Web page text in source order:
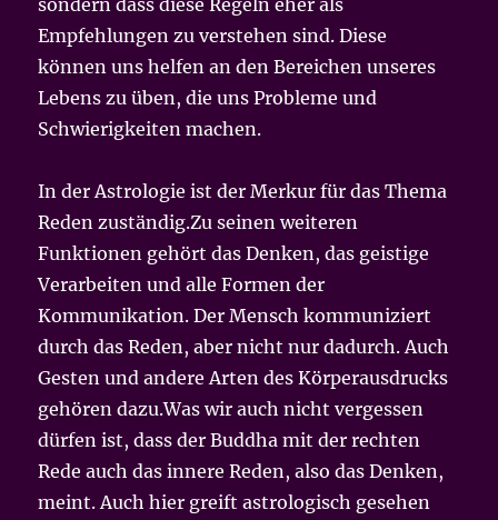
Empfehlungen zu verstehen sind. Diese
können uns helfen an den Bereichen unseres
Lebens zu üben, die uns Probleme und
Schwierigkeiten machen.
In der Astrologie ist der Merkur für das Thema
Reden zuständig.Zu seinen weiteren
Funktionen gehört das Denken, das geistige
Verarbeiten und alle Formen der
Kommunikation. Der Mensch kommuniziert
durch das Reden, aber nicht nur dadurch. Auch
Gesten und andere Arten des Körperausdrucks
gehören dazu.Was wir auch nicht vergessen
dürfen ist, dass der Buddha mit der rechten
Rede auch das innere Reden, also das Denken,
meint. Auch hier greift astrologisch gesehen